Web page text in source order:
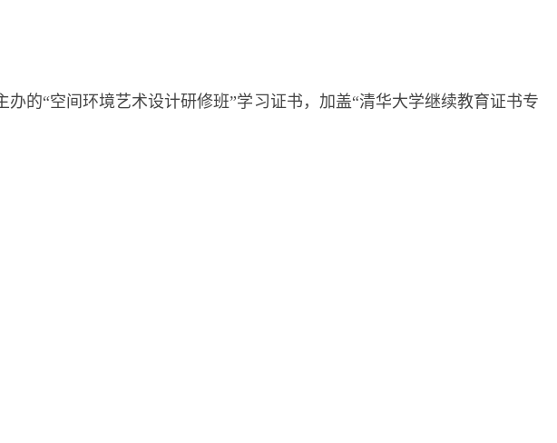
的“空间环境艺术设计研修班”学习证书，加盖“清华大学继续教育证书专